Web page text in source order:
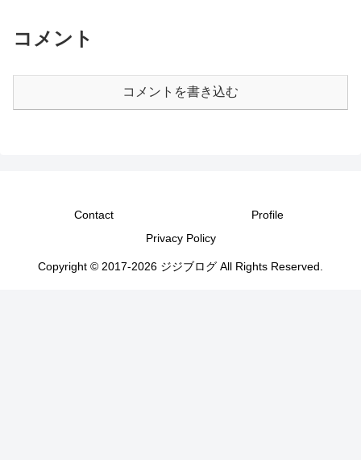
コメント
コメントを書き込む
Contact
Profile
Privacy Policy
Copyright © 2017-2026 ジジブログ All Rights Reserved.